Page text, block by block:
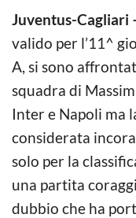
Juventus-Cagliari
valido per l’11^
A, si sono
squadra di
Inter e Napoli ma
considerata
solo per la
una partita
dubbio che ha